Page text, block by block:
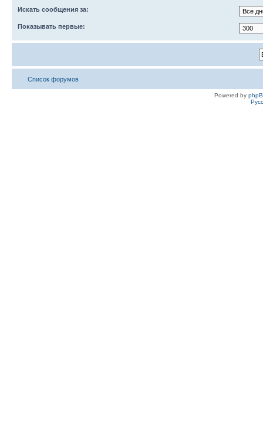
Искать сообщения за:
Показывать первые:
Список форумов
Powered by